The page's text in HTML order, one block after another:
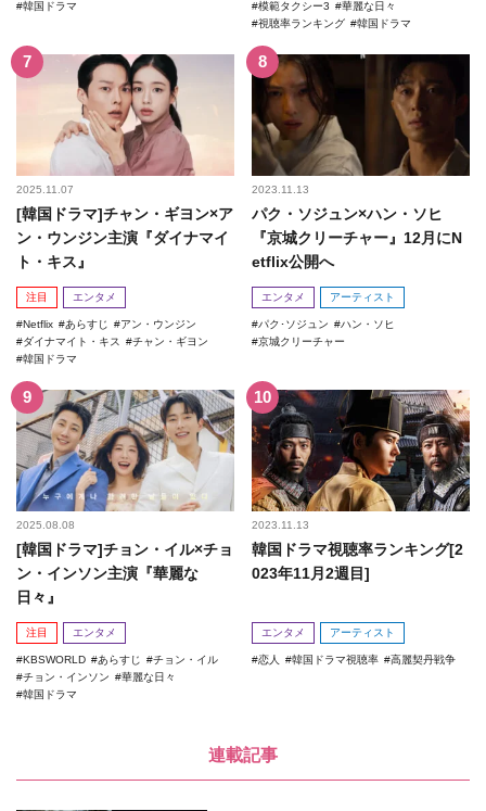
韓国ドラマ
模範タクシー3
華麗な日々
視聴率ランキング
韓国ドラマ
2025.11.07
[韓国ドラマ]チャン・ギヨン×ア
ン・ウンジン主演『ダイナマイ
ト・キス』
注目 エンタメ
Netflix あらすじ
アン・ウンジン
ダイナマイト・キス
チャン・ギヨン
韓国ドラマ
2023.11.13
パク・ソジュン×ハン・ソヒ
『京城クリーチャー』12月にN
etflix公開へ
エンタメ アーティスト
パク･ソジュン
ハン・ソヒ
京城クリーチャー
2025.08.08
[韓国ドラマ]チョン・イル×チョ
ン・インソン主演『華麗な
日々』
注目 エンタメ
KBSWORLD あらすじ
チョン・イル
チョン・インソン
華麗な日々
韓国ドラマ
2023.11.13
韓国ドラマ視聴率ランキング[2
023年11月2週目]
エンタメ アーティスト
恋人 韓国ドラマ視聴率 高麗契丹戦争
連載記事